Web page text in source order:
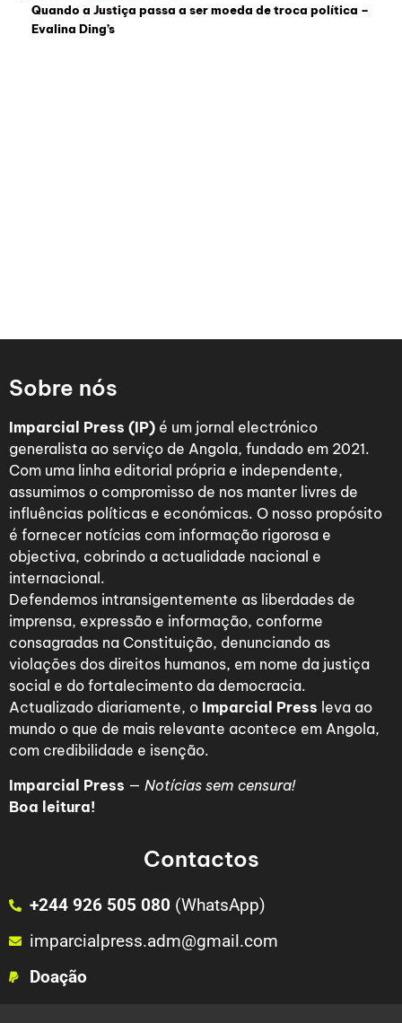
Quando a Justiça passa a ser moeda de troca política –
Evalina Ding’s
Sobre nós
Imparcial Press (IP) é um jornal electrónico
generalista ao serviço de Angola, fundado em 2021.
Com uma linha editorial própria e independente,
assumimos o compromisso de nos manter livres de
influências políticas e económicas. O nosso propósito
é fornecer notícias com informação rigorosa e
objectiva, cobrindo a actualidade nacional e
internacional.
Defendemos intransigentemente as liberdades de
imprensa, expressão e informação, conforme
consagradas na Constituição, denunciando as
violações dos direitos humanos, em nome da justiça
social e do fortalecimento da democracia.
Actualizado diariamente, o Imparcial Press leva ao
mundo o que de mais relevante acontece em Angola,
com credibilidade e isenção.
Imparcial Press — Notícias sem censura!
Boa leitura!
Contactos
+244 926 505 080 (WhatsApp)
imparcialpress.adm@gmail.com
Doação